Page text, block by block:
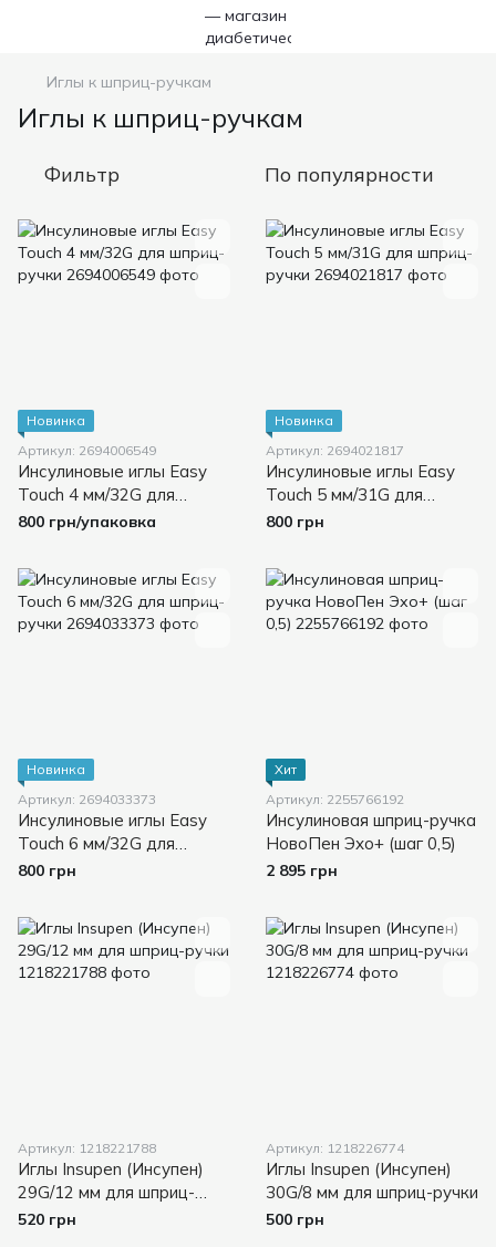
Иглы к шприц-ручкам
Иглы к шприц-ручкам
Фильтр По популярности
Новинка
Артикул: 2694006549
Инсулиновые иглы Easy
Touch 4 мм/32G для
шприц-ручки
800 грн/упаковка
Новинка
Артикул: 2694021817
Инсулиновые иглы Easy
Touch 5 мм/31G для
шприц-ручки
800 грн
Новинка
Артикул: 2694033373
Инсулиновые иглы Easy
Touch 6 мм/32G для
шприц-ручки
800 грн
Хит
Артикул: 2255766192
Инсулиновая шприц-ручка
НовоПен Эхо+ (шаг 0,5)
2 895 грн
Артикул: 1218221788
Иглы Insupen (Инсупен)
29G/12 мм для шприц-
ручки
520 грн
Артикул: 1218226774
Иглы Insupen (Инсупен)
30G/8 мм для шприц-ручки
500 грн